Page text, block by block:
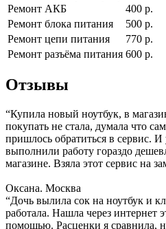
Ремонт АКБ
400 р.
Ремонт блока питания
500 р.
Ремонт цепи питания
770 р.
Ремонт разъёма питания 600 р.
Отзывы
“Купила новый ноутбук, в
покупать не стала, думала что
пришлось обратиться в сервис. И
выполнили работу гораздо
магазине. Взяла этот сервис на
Оксана. Москва
“Дочь вылила сок на ноутбук и
работала. Нашла через интернет
помощью. Расценки я сравнила,